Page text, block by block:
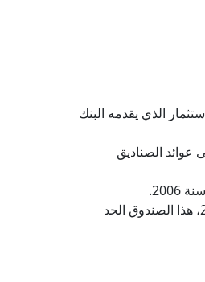
على أساس سنوي بنسبة 8% في سنة 2019، من افضل صناديق الاستثمار الذي يقدمه البنك
في سعر العائد وصل 7% على أساس سنوي في عام 2019، ويعد من أعلى عوائد الصناديق
ربع صندوق الاستثمار يوم بيوم بنك مصر: حيث يبدأ سعر الوثيقة 10 جنيه، حقق عائد 11.3% في سنة 2019 والحد الأدنى للشراء 10 آلاف جنيه أنشئ سنة 2004، هذا الصندوق الحد